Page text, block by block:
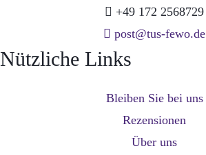
+49 172 2568729
post@tus-fewo.de
Nützliche Links
Bleiben Sie bei uns
Rezensionen
Über uns